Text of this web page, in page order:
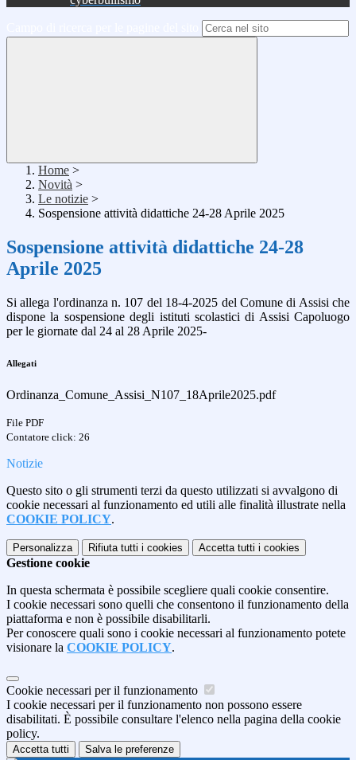
Home >
Novità >
Le notizie >
Sospensione attività didattiche 24-28 Aprile 2025
Sospensione attività didattiche 24-28
Aprile 2025
Si allega l'ordinanza n. 107 del 18-4-2025 del Comune di Assisi che
dispone la sospensione degli istituti scolastici di Assisi Capoluogo
per le giornate dal 24 al 28 Aprile 2025-
Allegati
Ordinanza_Comune_Assisi_N107_18Aprile2025.pdf
File PDF
Contatore click: 26
Notizie
Questo sito o gli strumenti terzi da questo utilizzati si avvalgono di
cookie necessari al funzionamento ed utili alle finalità illustrate nella
COOKIE POLICY.
Personalizza Rifiuta tutti i cookies Accetta tutti i cookies
Gestione cookie
In questa schermata è possibile scegliere quali cookie consentire.
I cookie necessari sono quelli che consentono il funzionamento della
piattaforma e non è possibile disabilitarli.
Per conoscere quali sono i cookie necessari al funzionamento potete
visionare la COOKIE POLICY.
Cookie necessari per il funzionamento
I cookie necessari per il funzionamento non possono essere
disabilitati. È possibile consultare l'elenco nella pagina della cookie
policy.
Accetta tutti Salva le preferenze